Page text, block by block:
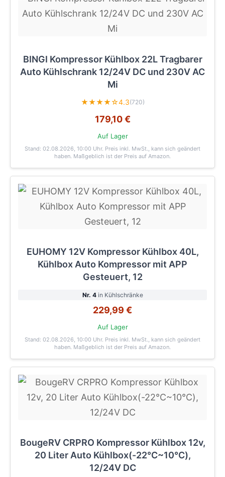
BINGI Kompressor Kühlbox 22L Tragbarer
Auto Kühlschrank 12/24V DC und 230V AC
Mi
★★★★☆4.3(720)
179,10 €
Auf Lager
Stand: 02.08.2026, 10:00 Uhr. Preis inkl. MwSt., kann sich geändert
haben. Maßgeblich ist der Preis auf Amazon.
EUHOMY 12V Kompressor Kühlbox 40L,
Kühlbox Auto Kompressor mit APP
Gesteuert, 12
Nr. 4in Kühlschränke
229,99 €
Auf Lager
Stand: 02.08.2026, 10:00 Uhr. Preis inkl. MwSt., kann sich geändert
haben. Maßgeblich ist der Preis auf Amazon.
BougeRV CRPRO Kompressor Kühlbox 12v,
20 Liter Auto Kühlbox(-22℃~10℃),
12/24V DC